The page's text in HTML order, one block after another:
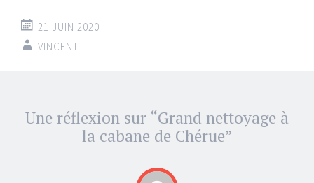
21 JUIN 2020
VINCENT
Navigation
des
articles
Une réflexion sur “Grand nettoyage à
la cabane de Chérue”